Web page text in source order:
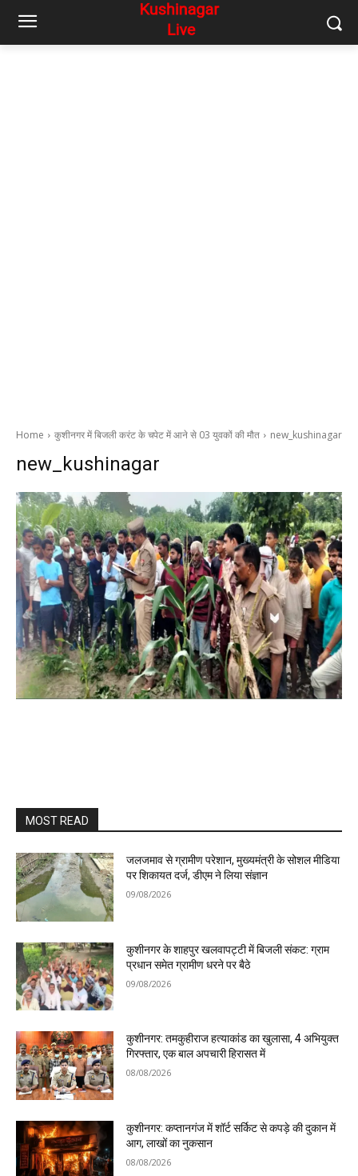
Home कुशीनगर में बिजली करंट के चपेट में आने से 03 युवकों की मौत new_kushinagar
new_kushinagar
MOST READ
जलजमाव से ग्रामीण परेशान, मुख्यमंत्री के सोशल मीडिया
पर शिकायत दर्ज, डीएम ने लिया संज्ञान
09/08/2026
कुशीनगर के शाहपुर खलवापट्टी में बिजली संकट: ग्राम
प्रधान समेत ग्रामीण धरने पर बैठे
09/08/2026
कुशीनगर: तमकुहीराज हत्याकांड का खुलासा, 4 अभियुक्त
गिरफ्तार, एक बाल अपचारी हिरासत में
08/08/2026
कुशीनगर: कप्तानगंज में शॉर्ट सर्किट से कपड़े की दुकान में
आग, लाखों का नुकसान
08/08/2026